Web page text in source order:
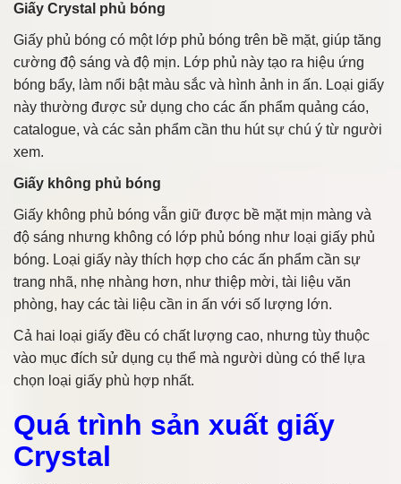
Giấy Crystal phủ bóng
Giấy phủ bóng có một lớp phủ bóng trên bề mặt, giúp tăng
cường độ sáng và độ mịn. Lớp phủ này tạo ra hiệu ứng
bóng bẩy, làm nổi bật màu sắc và hình ảnh in ấn. Loại giấy
này thường được sử dụng cho các ấn phẩm quảng cáo,
catalogue, và các sản phẩm cần thu hút sự chú ý từ người
xem.
Giấy không phủ bóng
Giấy không phủ bóng vẫn giữ được bề mặt mịn màng và
độ sáng nhưng không có lớp phủ bóng như loại giấy phủ
bóng. Loại giấy này thích hợp cho các ấn phẩm cần sự
trang nhã, nhẹ nhàng hơn, như thiệp mời, tài liệu văn
phòng, hay các tài liệu cần in ấn với số lượng lớn.
Cả hai loại giấy đều có chất lượng cao, nhưng tùy thuộc
vào mục đích sử dụng cụ thể mà người dùng có thể lựa
chọn loại giấy phù hợp nhất.
Quá trình sản xuất giấy
Crystal